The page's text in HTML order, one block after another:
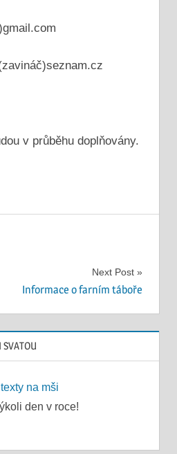
v průběhu doplňovány.
Next Post
Informace o farním táboře
SVATOU
na mši
den v roce!